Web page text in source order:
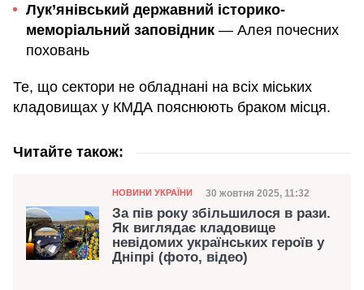
Лук’янівський державний історико-
меморіальний заповідник — Алея почесних
поховань
Те, що сектори не обладнані на всіх міських
кладовищах у КМДА пояснюють браком місця.
Читайте також:
Категорія
НОВИНИ УКРАЇНИ Дата публікації
30 жовтня 2025, 11:32
За пів року збільшилося в рази.
Як виглядає кладовище
невідомих українських героїв у
Дніпрі (фото, відео)